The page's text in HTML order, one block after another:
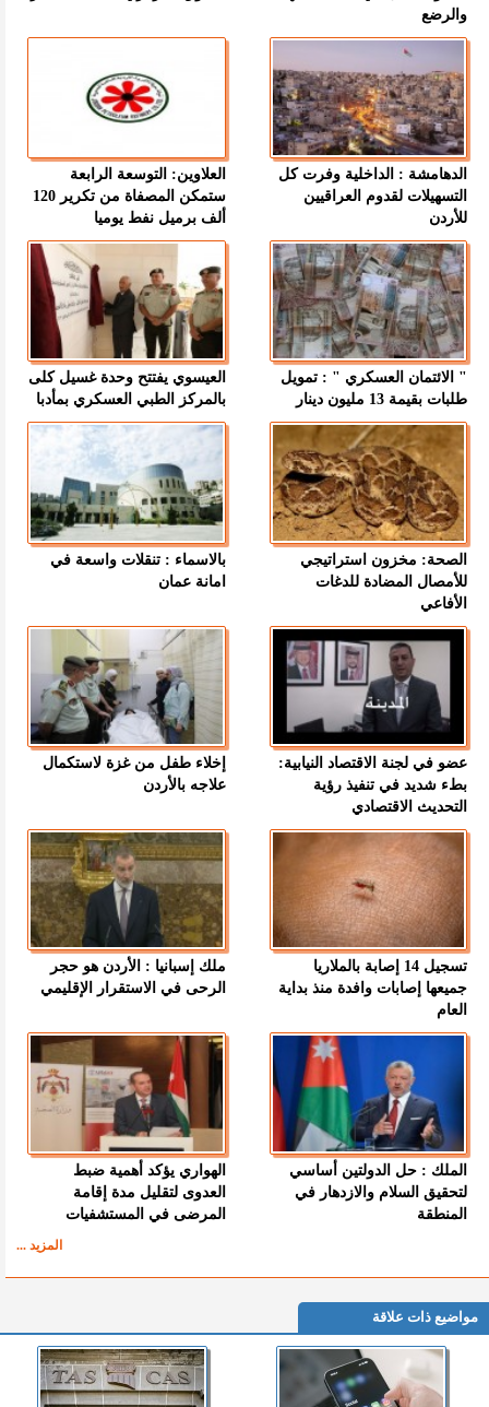
والرضع
الدهامشة : الداخلية وفرت كل
التسهيلات لقدوم العراقيين
للأردن
العلاوين: التوسعة الرابعة
ستمكن المصفاة من تكرير 120
ألف برميل نفط يوميا
" الائتمان العسكري " : تمويل
طلبات بقيمة 13 مليون دينار
العيسوي يفتتح وحدة غسيل كلى
بالمركز الطبي العسكري بمأدبا
الصحة: مخزون استراتيجي
للأمصال المضادة للدغات
الأفاعي
بالاسماء : تنقلات واسعة في
امانة عمان
عضو في لجنة الاقتصاد النيابية:
بطء شديد في تنفيذ رؤية
التحديث الاقتصادي
إخلاء طفل من غزة لاستكمال
علاجه بالأردن
تسجيل 14 إصابة بالملاريا
جميعها إصابات وافدة منذ بداية
العام
ملك إسبانيا : الأردن هو حجر
الرحى في الاستقرار الإقليمي
الملك : حل الدولتين أساسي
لتحقيق السلام والازدهار في
المنطقة
الهواري يؤكد أهمية ضبط
العدوى لتقليل مدة إقامة
المرضى في المستشفيات
المزيد ...
مواضيع ذات علاقة